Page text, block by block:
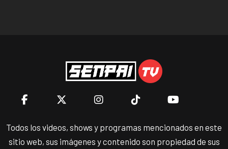
Todos los videos, shows y programas mencionados en este
sitio web, sus imágenes y contenido son propiedad de sus